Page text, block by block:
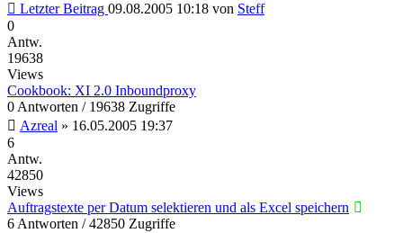
Letzter Beitrag 09.08.2005 10:18 von Steff
0
Antw.
19638
Views
Cookbook: XI 2.0 Inboundproxy
0 Antworten / 19638 Zugriffe
Azreal » 16.05.2005 19:37
6
Antw.
42850
Views
Auftragstexte per Datum selektieren und als Excel speichern
6 Antworten / 42850 Zugriffe